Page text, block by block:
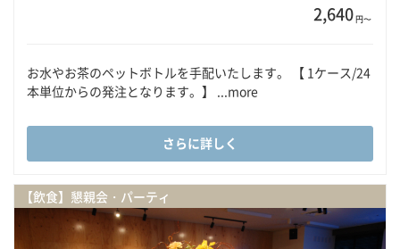
2,640円〜
お水やお茶のペットボトルを手配いたします。 【 1ケース/24
本単位からの発注となります。】 ...more
さらに詳しく
【飲食】懇親会・パーティ